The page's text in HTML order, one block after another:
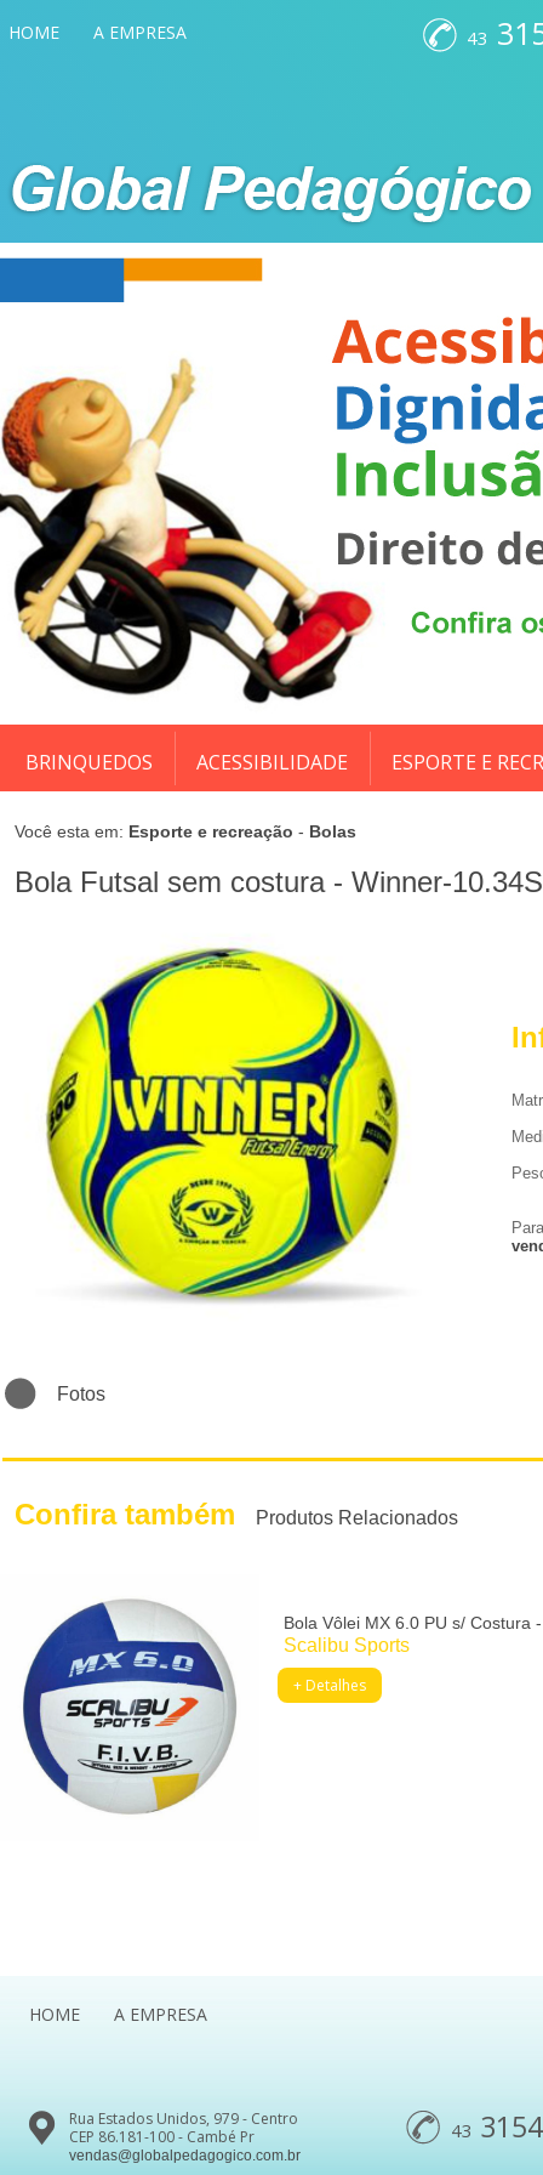
HOME A EMPRESA 43
BRINQUEDOS ACESSIBILIDADE ESPORTE E
Você esta em: Esporte e recreação - Bolas
Bola Futsal sem costura - Winner-
Fotos
Confira também Produtos Relacionados
Bola Vôlei MX 6.0 PU s/ Costura -
Scalibu Sports
+ Detalhes
HOME A EMPRESA
Rua Estados Unidos, 979 - Centro
CEP 86.181-100 - Cambé Pr
vendas@globalpedagogico.com.br
43